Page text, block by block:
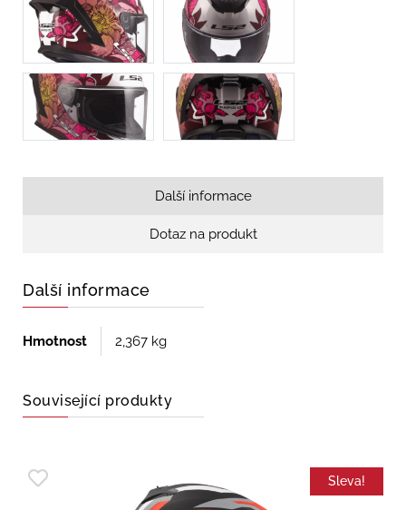
Další informace
Dotaz na produkt
Další informace
Hmotnost 2,367 kg
Související produkty
Sleva!